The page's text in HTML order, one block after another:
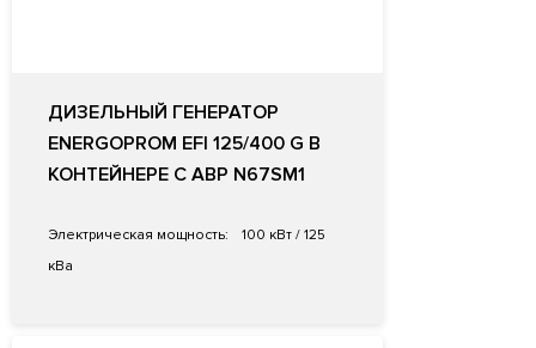
ДИЗЕЛЬНЫЙ ГЕНЕРАТОР
ENERGOPROM EFI 125/400 G В
КОНТЕЙНЕРЕ С АВР N67SM1
Электрическая мощность:
100 кВт / 125
кВа